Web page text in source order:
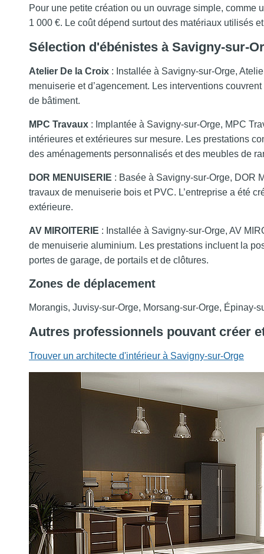
Pour une petite création ou un ouvrage simple, comme
1 000 €. Le coût dépend surtout des matériaux utilisés
Sélection d'ébénistes à Savigny-sur-
Atelier De la Croix : Installée à Savigny-sur-Orge,
menuiserie et d’agencement. Les interventions
de bâtiment.
MPC Travaux : Implantée à Savigny-sur-Orge, MPC
intérieures et extérieures sur mesure. Les prestations
des aménagements personnalisés et des meubles de
DOR MENUISERIE : Basée à Savigny-sur-Orge, DOR
travaux de menuiserie bois et PVC. L’entreprise a été
extérieure.
AV MIROITERIE : Installée à Savigny-sur-Orge, AV
de menuiserie aluminium. Les prestations incluent la
portes de garage, de portails et de clôtures.
Zones de déplacement
Morangis, Juvisy-sur-Orge, Morsang-sur-Orge, Épinay-
Autres professionnels pouvant créer
Trouver un architecte d'intérieur à Savigny-sur-Orge